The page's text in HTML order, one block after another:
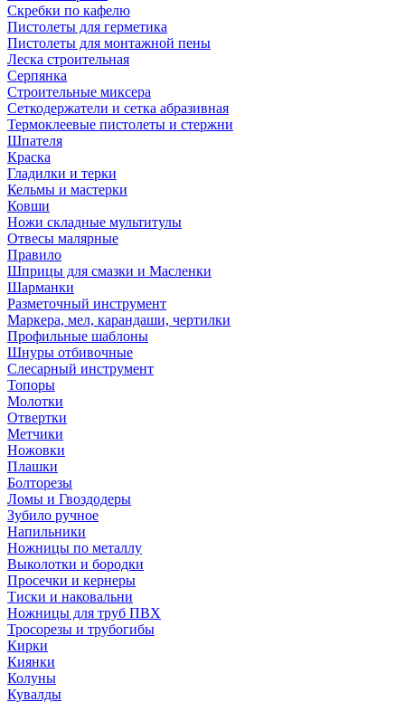
Скребки по кафелю
Пистолеты для герметика
Пистолеты для монтажной пены
Леска строительная
Серпянка
Строительные миксера
Сеткодержатели и сетка абразивная
Термоклеевые пистолеты и стержни
Шпателя
Краска
Гладилки и терки
Кельмы и мастерки
Ковши
Ножи складные мультитулы
Отвесы малярные
Правило
Шприцы для смазки и Масленки
Шарманки
Разметочный инструмент
Маркера, мел, карандаши, чертилки
Профильные шаблоны
Шнуры отбивочные
Слесарный инструмент
Топоры
Молотки
Отвертки
Метчики
Ножовки
Плашки
Болторезы
Ломы и Гвоздодеры
Зубило ручное
Напильники
Ножницы по металлу
Выколотки и бородки
Просечки и кернеры
Тиски и наковальни
Ножницы для труб ПВХ
Тросорезы и трубогибы
Кирки
Киянки
Колуны
Кувалды